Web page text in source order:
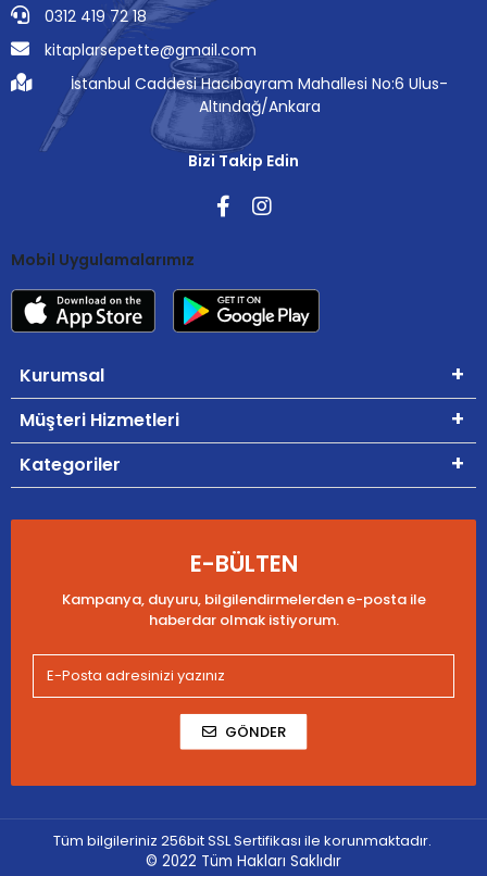
0312 419 72 18
kitaplarsepette@gmail.com
İstanbul Caddesi Hacıbayram Mahallesi No:6 Ulus-
Altındağ/Ankara
Bizi Takip Edin
Mobil Uygulamalarımız
Kurumsal
Müşteri Hizmetleri
Kategoriler
E-BÜLTEN
Kampanya, duyuru, bilgilendirmelerden e-posta ile
haberdar olmak istiyorum.
GÖNDER
Tüm bilgileriniz 256bit SSL Sertifikası ile korunmaktadır.
© 2022 Tüm Hakları Saklıdır